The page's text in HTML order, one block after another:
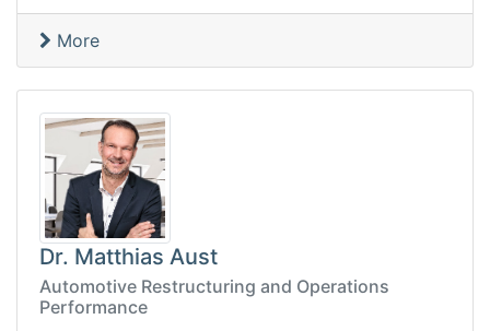
More
Dr. Matthias Aust
Automotive Restructuring and Operations
Performance